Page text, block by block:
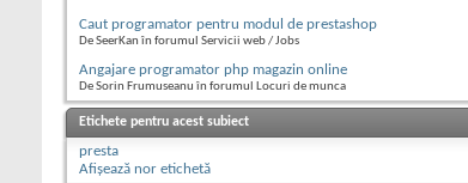
Caut programator pentru modul de prestashop
De SeerKan în forumul Servicii web / Jobs
Angajare programator php magazin online
De Sorin Frumuseanu în forumul Locuri de munca
Etichete pentru acest subiect
presta
Afișează nor etichetă